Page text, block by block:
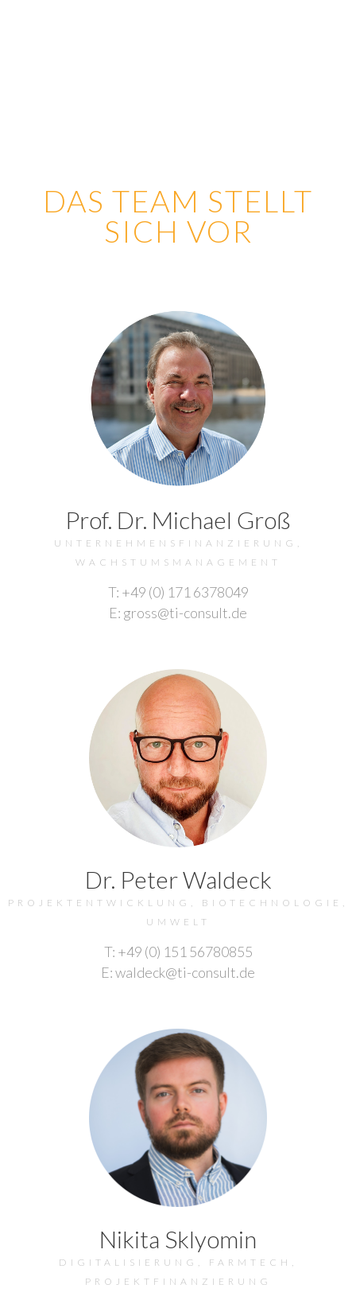
DAS TEAM STELLT
SICH VOR
Prof. Dr. Michael Groß
UNTERNEHMENSFINANZIERUNG,
WACHSTUMSMANAGEMENT
T: +49 (0) 171 6378049
E: gross@ti-consult.de
Dr. Peter Waldeck
PROJEKTENTWICKLUNG, BIOTECHNOLOGIE,
UMWELT
T: +49 (0) 151 56780855
E: waldeck@ti-consult.de
Nikita Sklyomin
DIGITALISIERUNG, FARMTECH,
PROJEKTFINANZIERUNG